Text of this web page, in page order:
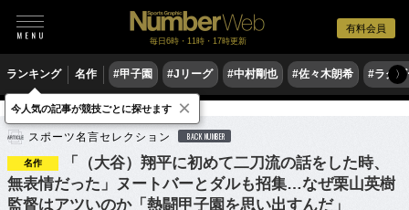
有料会員
毎日6時・11時・17時更新
ランキング 名作 #甲子園 #Jリーグ #中村剛也 #佐々木朗希 #ラグ〉
野球 プロ野球 侍ジャパン
スポーツ名言セレクション BACK NUMBER
名作
「（大谷）翔平に初めて二刀流の話をした時、
無表情だった」ヌートバーとダルも招集…なぜ栗山英樹
監督はアツいのか「熱闘甲子園を思い出すんだ」
今人気の記事が競技ごとに探せます ×